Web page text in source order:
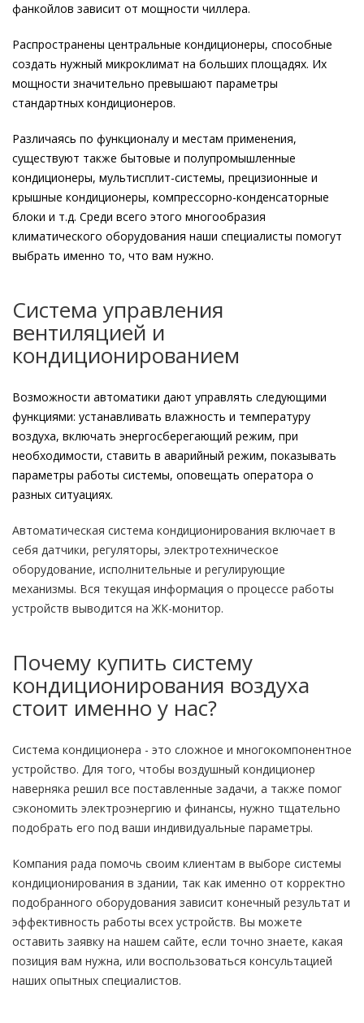
фанкойлов зависит от мощности чиллера.
Распространены центральные кондиционеры, способные
создать нужный микроклимат на больших площадях. Их
мощности значительно превышают параметры
стандартных кондиционеров.
Различаясь по функционалу и местам применения,
существуют также бытовые и полупромышленные
кондиционеры, мультисплит-системы, прецизионные и
крышные кондиционеры, компрессорно-конденсаторные
блоки и т.д. Среди всего этого многообразия
климатического оборудования наши специалисты помогут
выбрать именно то, что вам нужно.
Система управления
вентиляцией и
кондиционированием
Возможности автоматики дают управлять следующими
функциями: устанавливать влажность и температуру
воздуха, включать энергосберегающий режим, при
необходимости, ставить в аварийный режим, показывать
параметры работы системы, оповещать оператора о
разных ситуациях.
Автоматическая система кондиционирования включает в
себя датчики, регуляторы, электротехническое
оборудование, исполнительные и регулирующие
механизмы. Вся текущая информация о процессе работы
устройств выводится на ЖК-монитор.
Почему купить систему
кондиционирования воздуха
стоит именно у нас?
Система кондиционера - это сложное и многокомпонентное
устройство. Для того, чтобы воздушный кондиционер
наверняка решил все поставленные задачи, а также помог
сэкономить электроэнергию и финансы, нужно тщательно
подобрать его под ваши индивидуальные параметры.
Компания рада помочь своим клиентам в выборе cистемы
кондиционирования в здании, так как именно от корректно
подобранного оборудования зависит конечный результат и
эффективность работы всех устройств. Вы можете
оставить заявку на нашем сайте, если точно знаете, какая
позиция вам нужна, или воспользоваться консультацией
наших опытных специалистов.